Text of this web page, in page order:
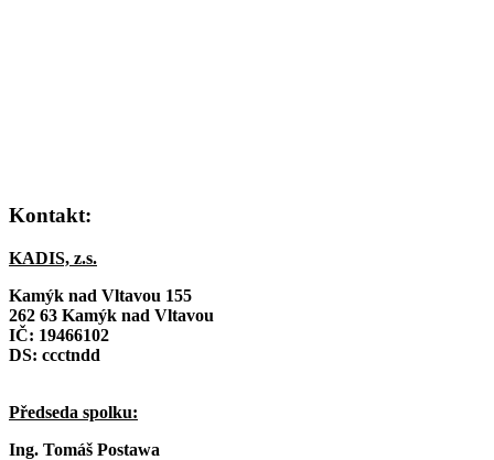
Kontakt:
KADIS, z.s.
Kamýk nad Vltavou 155
262 63 Kamýk nad Vltavou
IČ: 19466102
DS: ccctndd
Předseda spolku:
Ing. Tomáš Postawa